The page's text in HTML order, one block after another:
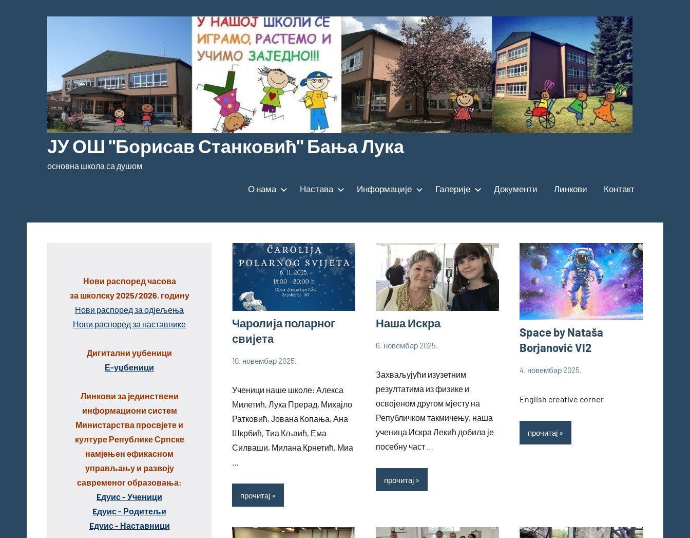
ЈУ ОШ "Борисав Станковић" Бања Лука
основна школа са душом
О нама Настава Информације Галерије Документи Линкови Контакт
Чаролија поларног
свијета
10. новембар 2025.
Ученици наше школе: Алекса
Милетић, Лука Прерад, Михајло
Ратковић, Јована Копања, Ана
Шкрбић, Тиа Кљаић, Ема
Силваши, Милана Крнетић, Миа
прочитај
Наша Искра
6. новембар 2025.
Захваљујући изузетним
резултатима из физике и
освојеном другом мјесту на
Републичком такмичењу, наша
ученица Искра Лекић добила је
посебну част …
прочитај
Space by Nataša
Borjanović VI2
4. новембар 2025.
English creative corner
прочитај
Нови распоред часова
за школску 2025/2026. годину
Нови распоред за одјељења
Нови распоред за наставнике
Дигитални уџбеници
Е-уџбеници
Линкови за јединствени
информациони систем
Министарства просвјете и
културе Републике Српске
намјењен ефикасном
управљању и развоју
савременог образовања:
Eдуис - Ученици
Eдуис - Родитељи
Eдуис - Наставници